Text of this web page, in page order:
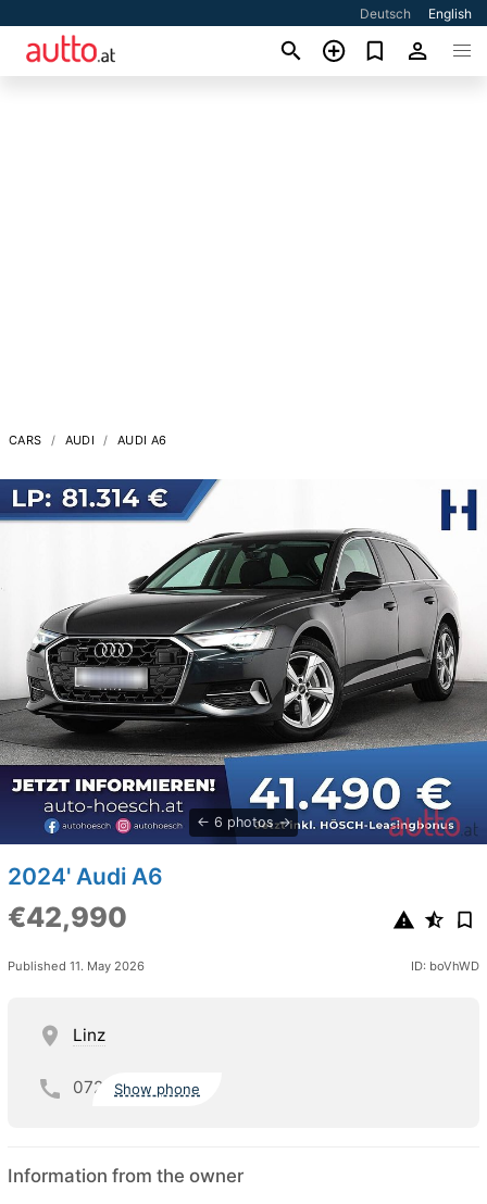
Deutsch English
CARS AUDI AUDI A6
6 photos
2024' Audi A6
€42,990
Published 11. May 2026 ID: boVhWD
Linz
072 Show phone
Information from the owner